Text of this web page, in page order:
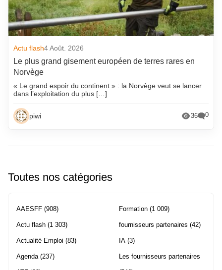
Actu flash4 Août. 2026
Le plus grand gisement européen de terres rares en
Norvège
« Le grand espoir du continent » : la Norvège veut se lancer
dans l’exploitation du plus […]
piwi 36 0
Toutes nos catégories
AAESFF (908)
Actu flash (1 303)
Actualité Emploi (83)
Agenda (237)
Formation (1 009)
fournisseurs partenaires (42)
IA (3)
Les fournisseurs partenaires